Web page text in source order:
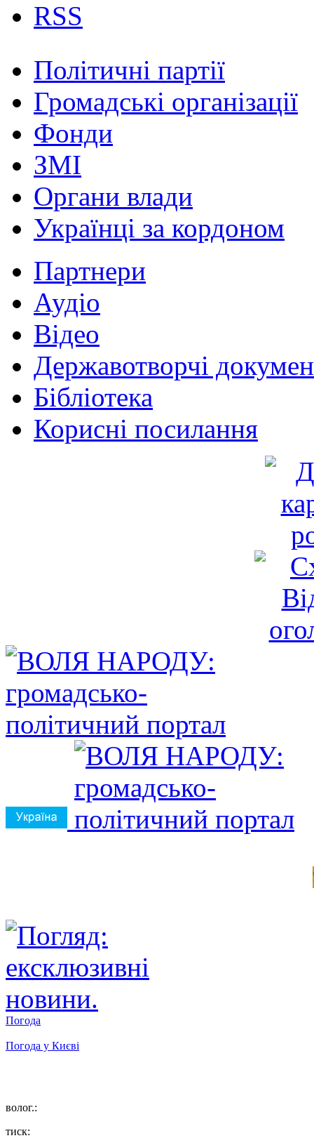
RSS
Політичні партії
Громадські організації
Фонди
ЗМІ
Органи влади
Українці за кордоном
Партнери
Аудіо
Відео
Державотворчі
Бібліотека
Корисні посилання
Погода
Погода у Києві
волог.:
тиск: